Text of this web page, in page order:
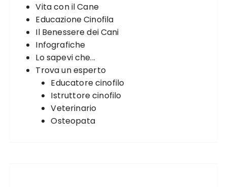
Vita con il Cane
Educazione Cinofila
Il Benessere dei Cani
Infografiche
Lo sapevi che...
Trova un esperto
Educatore cinofilo
Istruttore cinofilo
Veterinario
Osteopata